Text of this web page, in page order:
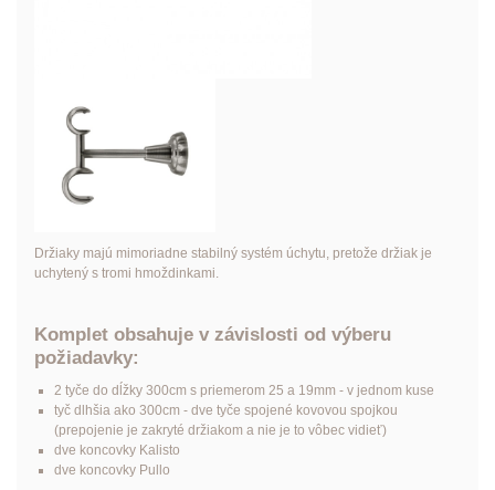
Držiaky majú mimoriadne stabilný systém úchytu, pretože držiak je
uchytený s tromi hmoždinkami.
Komplet obsahuje v závislosti od výberu
požiadavky:
2 tyče do dĺžky 300cm s priemerom 25 a 19mm - v jednom kuse
tyč dlhšia ako 300cm - dve tyče spojené kovovou spojkou
(prepojenie je zakryté držiakom a nie je to vôbec vidieť)
dve koncovky Kalisto
dve koncovky Pullo